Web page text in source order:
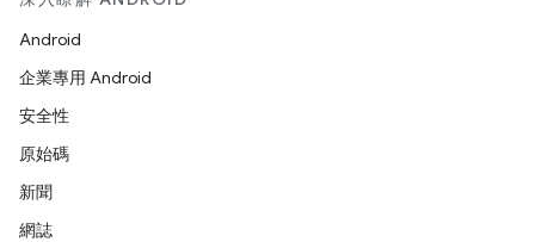
Android
企業專用 Android
安全性
原始碼
新聞
網誌